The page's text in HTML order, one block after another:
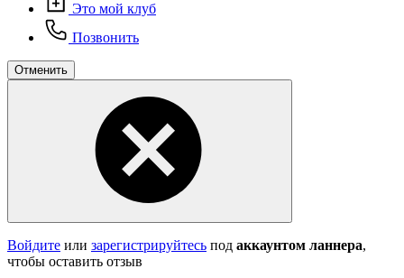
Это мой клуб
Позвонить
Отменить
Войдите или зарегистрируйтесь под аккаунтом ланнера,
чтобы оставить отзыв